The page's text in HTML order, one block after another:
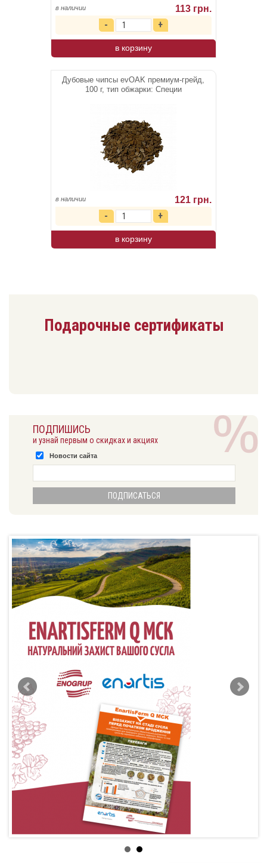
в наличии 113 грн.
в корзину
Дубовые чипсы evOAK премиум-грейд,
100 г, тип обжарки: Специи
в наличии 121 грн.
в корзину
Подарочные сертификаты
ПОДПИШИСЬ
и узнай первым о скидках и акциях
Новости сайта